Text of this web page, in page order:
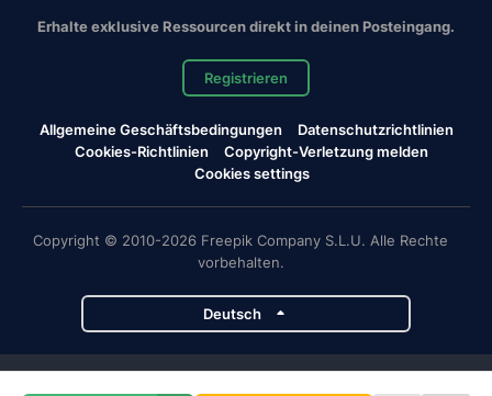
Erhalte exklusive Ressourcen direkt in deinen Posteingang.
Registrieren
Allgemeine Geschäftsbedingungen
Datenschutzrichtlinien
Cookies-Richtlinien
Copyright-Verletzung melden
Cookies settings
Copyright © 2010-2026 Freepik Company S.L.U. Alle Rechte
vorbehalten.
Deutsch